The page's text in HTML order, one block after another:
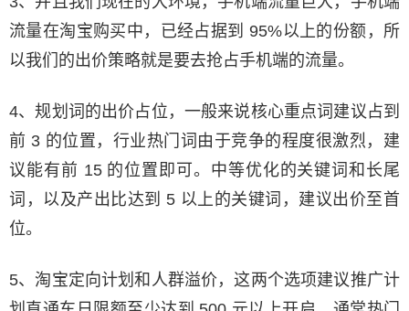
流量在淘宝购买中，已经占据到 95%以上的份额，所
以我们的出价策略就是要去抢占手机端的流量。
4、规划词的出价占位，一般来说核心重点词建议占到
前 3 的位置，行业热门词由于竞争的程度很激烈，建
议能有前 15 的位置即可。中等优化的关键词和长尾
词，以及产出比达到 5 以上的关键词，建议出价至首
位。
5、淘宝定向计划和人群溢价，这两个选项建议推广计